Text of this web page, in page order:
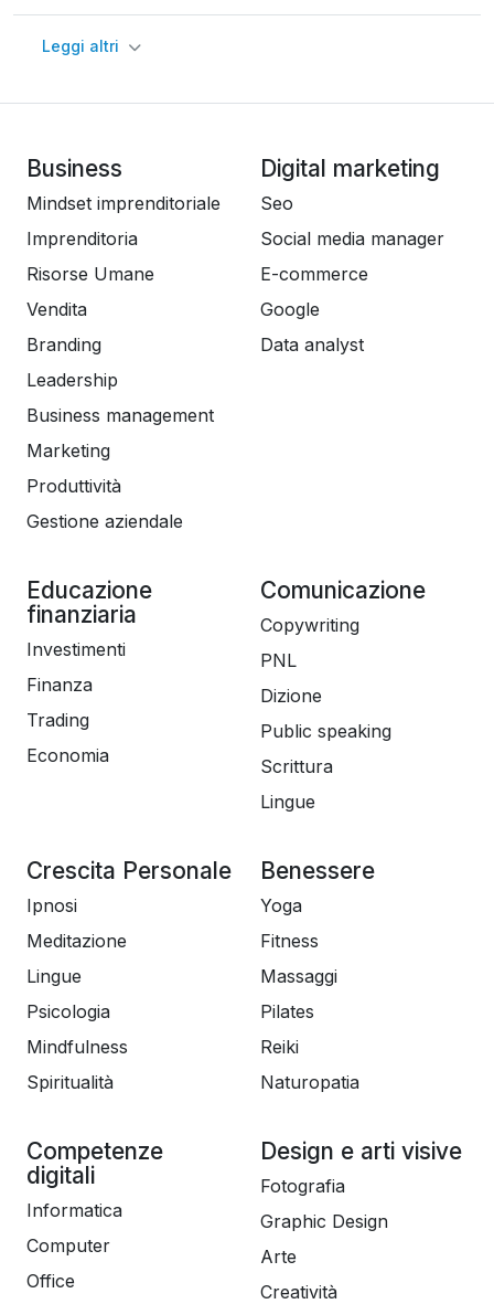
Leggi altri
Business
Mindset imprenditoriale
Imprenditoria
Risorse Umane
Vendita
Branding
Leadership
Business management
Marketing
Produttività
Gestione aziendale
Digital marketing
Seo
Social media manager
E-commerce
Google
Data analyst
Educazione
finanziaria
Investimenti
Finanza
Trading
Economia
Comunicazione
Copywriting
PNL
Dizione
Public speaking
Scrittura
Lingue
Crescita Personale
Ipnosi
Meditazione
Lingue
Psicologia
Mindfulness
Spiritualità
Benessere
Yoga
Fitness
Massaggi
Pilates
Reiki
Naturopatia
Competenze
digitali
Informatica
Computer
Office
Design e arti visive
Fotografia
Graphic Design
Arte
Creatività